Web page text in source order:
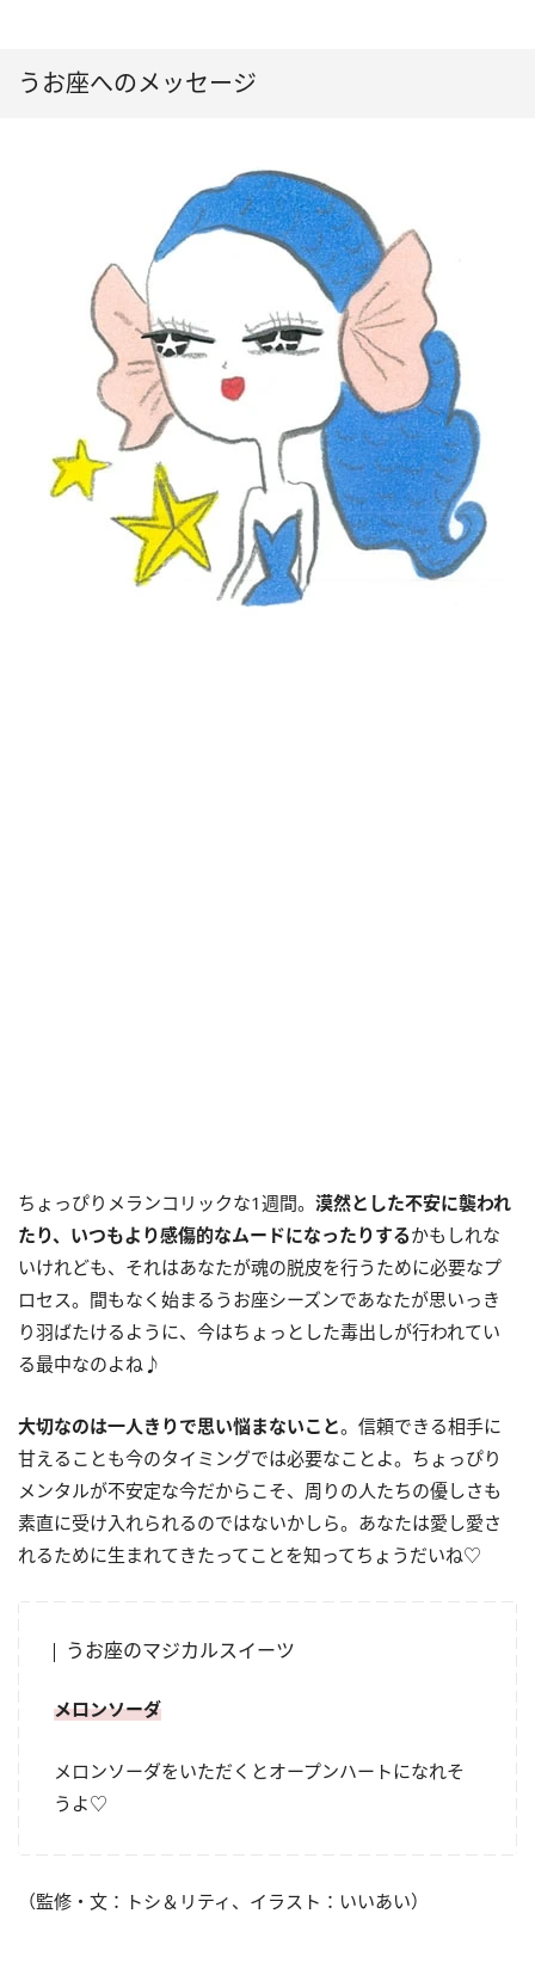
うお座へのメッセージ
ちょっぴりメランコリックな1週間。 漠然とした不安に襲われ
たり、いつもより感傷的なムードになったりするかもしれな
いけれども、それはあなたが魂の脱皮を行うために必要なプ
ロセス。間もなく始まるうお座シーズンであなたが思いっき
り羽ばたけるように、今はちょっとした毒出しが行われてい
る最中なのよね♪
大切なのは一人きりで思い悩まないこと。信頼できる相手に
甘えることも今のタイミングでは必要なことよ。ちょっぴり
メンタルが不安定な今だからこそ、周りの人たちの優しさも
素直に受け入れられるのではないかしら。あなたは愛し愛さ
れるために生まれてきたってことを知ってちょうだいね♡
うお座のマジカルスイーツ
メロンソーダ
メロンソーダをいただくとオープンハートになれそ
うよ♡
（監修・文：トシ＆リティ、イラスト：いいあい）